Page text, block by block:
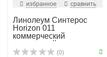
избранное сравнить
Линолеум Синтерос
Horizon 011
коммерческий
гомогенный
(0)